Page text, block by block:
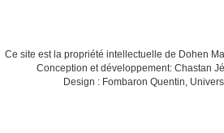
Ce site est la propriété intellectuelle de Dohen
Conception et développement: Chastan
Design : Fombaron Quentin,